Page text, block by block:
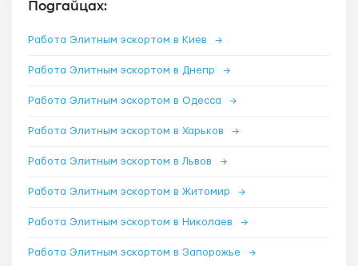
Подгайцах:
Работа Элитным эскортом в Киев →
Работа Элитным эскортом в Днепр →
Работа Элитным эскортом в Одесса →
Работа Элитным эскортом в Харьков →
Работа Элитным эскортом в Львов →
Работа Элитным эскортом в Житомир →
Работа Элитным эскортом в Николаев →
Работа Элитным эскортом в Запорожье →